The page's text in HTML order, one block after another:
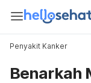
Penyakit Kanker
Benarkah